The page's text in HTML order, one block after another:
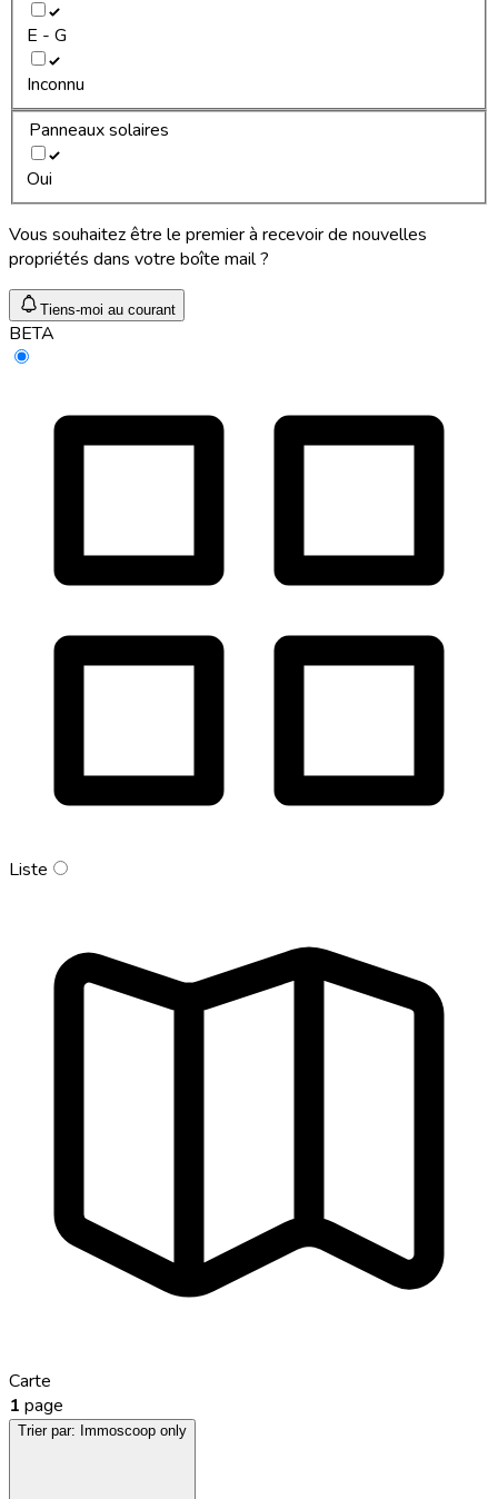
E - G
Inconnu
Panneaux solaires
Oui
Vous souhaitez être le premier à recevoir de nouvelles
propriétés dans votre boîte mail ?
Tiens-moi au courant
BETA
Liste
Carte
1 page
Trier par: Immoscoop only